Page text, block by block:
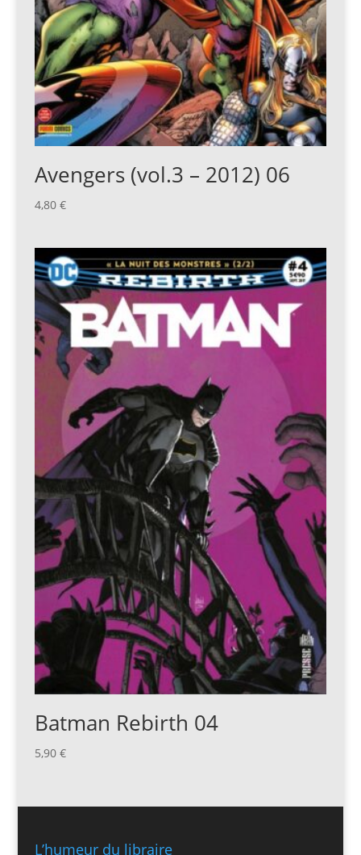
Avengers (vol.3 – 2012) 06
4,80 €
Batman Rebirth 04
5,90 €
L’humeur du libraire